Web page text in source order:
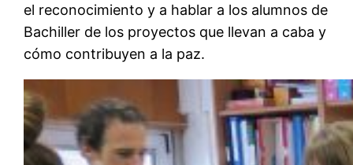
el reconocimiento y a hablar a los alumnos de
Bachiller de los proyectos que llevan a caba y
cómo contribuyen a la paz.